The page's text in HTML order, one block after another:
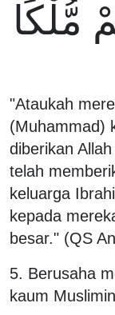
مُّلْكًا
"Ataukah
(Muhammad)
diberikan
telah
keluarga
kepada
besar." (QS
5. Berusaha
kaum Muslimin